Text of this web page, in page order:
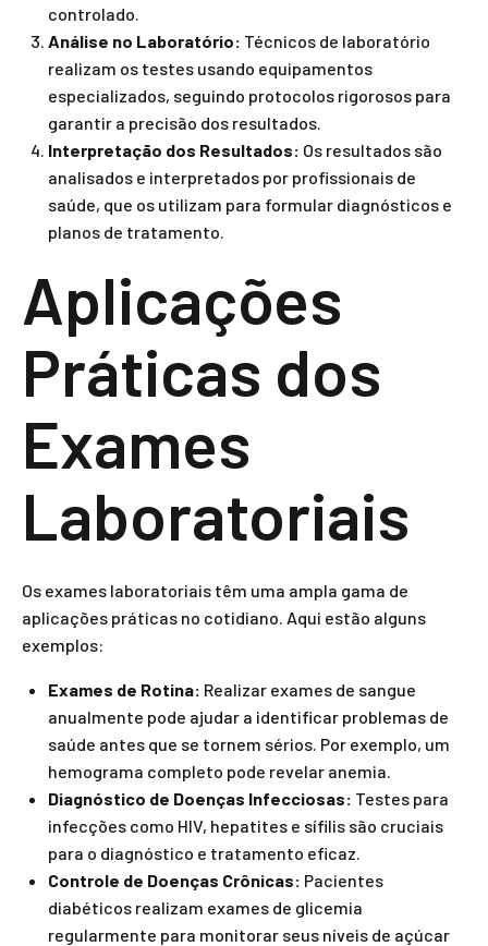
controlado.
Análise no Laboratório: Técnicos de laboratório
realizam os testes usando equipamentos
especializados, seguindo protocolos rigorosos para
garantir a precisão dos resultados.
Interpretação dos Resultados: Os resultados são
analisados e interpretados por profissionais de
saúde, que os utilizam para formular diagnósticos e
planos de tratamento.
Aplicações
Práticas dos
Exames
Laboratoriais
Os exames laboratoriais têm uma ampla gama de
aplicações práticas no cotidiano. Aqui estão alguns
exemplos:
Exames de Rotina: Realizar exames de sangue
anualmente pode ajudar a identificar problemas de
saúde antes que se tornem sérios. Por exemplo, um
hemograma completo pode revelar anemia.
Diagnóstico de Doenças Infecciosas: Testes para
infecções como HIV, hepatites e sífilis são cruciais
para o diagnóstico e tratamento eficaz.
Controle de Doenças Crônicas: Pacientes
diabéticos realizam exames de glicemia
regularmente para monitorar seus níveis de açúcar